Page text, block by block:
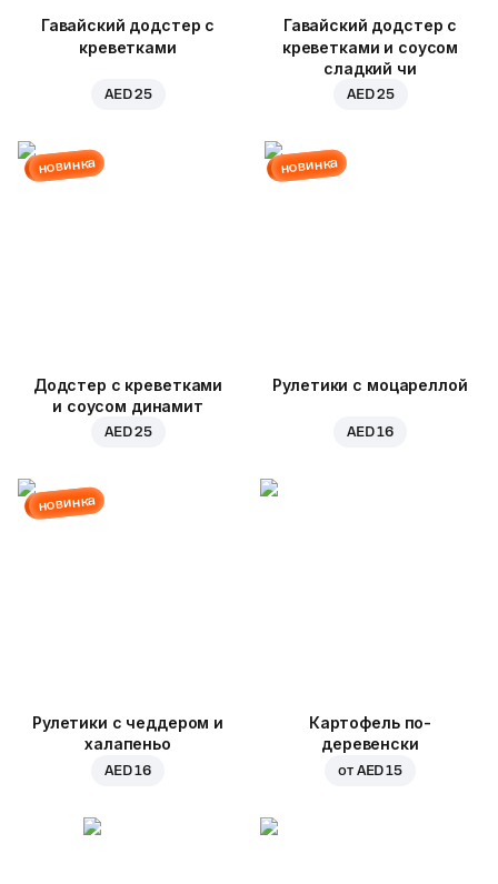
Гавайский додстер с
креветками
AED 25
Гавайский додстер с
креветками и соусом
сладкий чи
AED 25
новинка
Додстер с креветками
и соусом динамит
AED 25
новинка
Рулетики с моцареллой
AED 16
новинка
Рулетики с чеддером и
халапеньо
AED 16
Картофель по-
деревенски
от AED 15